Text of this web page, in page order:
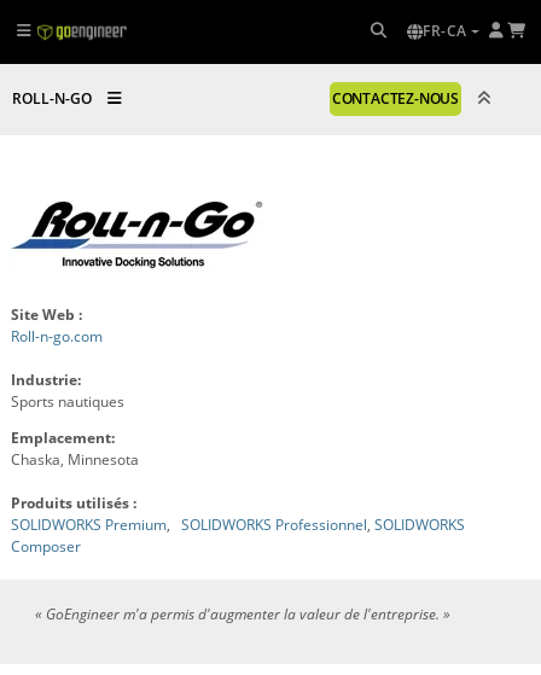
FR-CA
ROLL-N-GO CONTACTEZ-NOUS
Site Web :
Roll-n-go.com
Industrie:
Sports nautiques
Emplacement:
Chaska, Minnesota
Produits utilisés :
SOLIDWORKS Premium, SOLIDWORKS Professionnel, SOLIDWORKS
Composer
« GoEngineer m'a permis d'augmenter la valeur de l'entreprise. »